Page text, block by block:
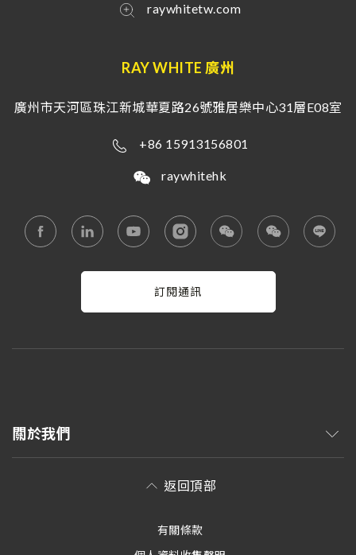
raywhitetw.com
RAY WHITE 廣州
廣州市天河區珠江新城華夏路26號雅居樂中心31層E08室
+86 15913156801
raywhitehk
訂閱通訊
關於我們
返回頂部
有關條款